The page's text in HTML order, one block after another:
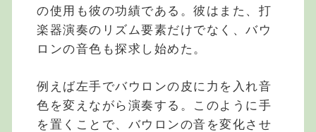
の使用も彼の功績である。彼はまた、打
楽器演奏のリズム要素だけでなく、バウ
ロンの音色も探求し始めた。
例えば左手でバウロンの皮に力を入れ音
色を変えながら演奏する。このように手
を置くことで、バウロンの音を変化させ